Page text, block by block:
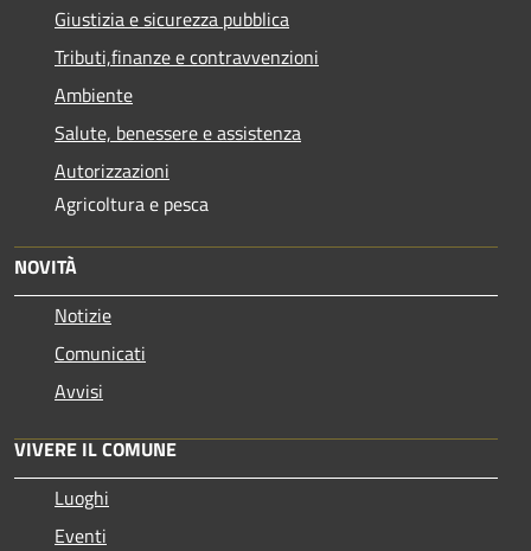
Giustizia e sicurezza pubblica
Tributi,finanze e contravvenzioni
Ambiente
Salute, benessere e assistenza
Autorizzazioni
Agricoltura e pesca
NOVITÀ
Notizie
Comunicati
Avvisi
VIVERE IL COMUNE
Luoghi
Eventi